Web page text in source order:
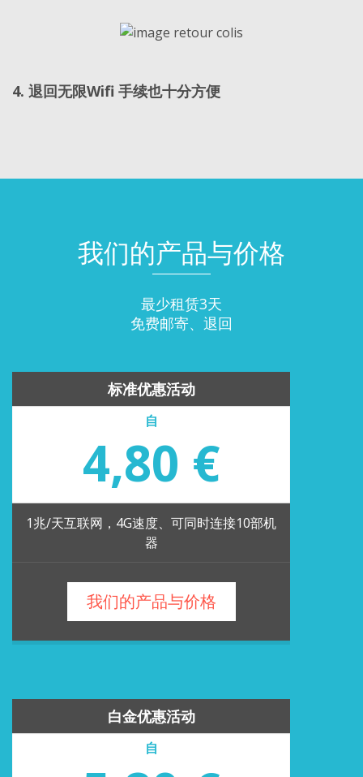
4. 退回无限Wifi 手续也十分方便
我们的产品与价格
最少租赁3天
免费邮寄、退回
标准优惠活动
4,80 €
自
1兆/天互联网，4G速度、可同时连接10部机
器
我们的产品与价格
白金优惠活动
自